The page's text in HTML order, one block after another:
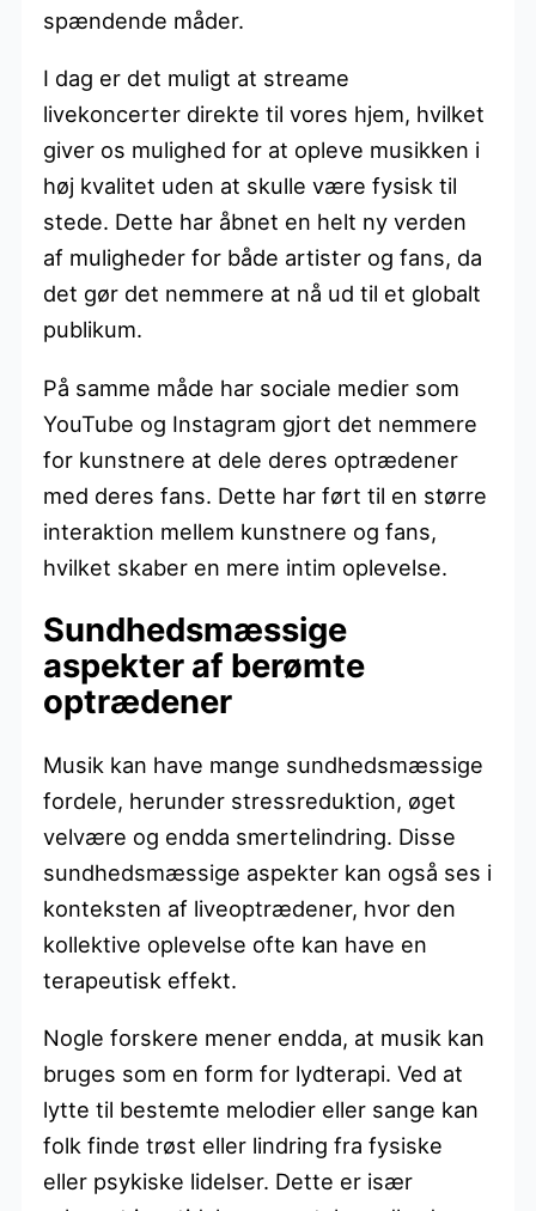
spændende måder.
I dag er det muligt at streame
livekoncerter direkte til vores hjem, hvilket
giver os mulighed for at opleve musikken i
høj kvalitet uden at skulle være fysisk til
stede. Dette har åbnet en helt ny verden
af muligheder for både artister og fans, da
det gør det nemmere at nå ud til et globalt
publikum.
På samme måde har sociale medier som
YouTube og Instagram gjort det nemmere
for kunstnere at dele deres optrædener
med deres fans. Dette har ført til en større
interaktion mellem kunstnere og fans,
hvilket skaber en mere intim oplevelse.
Sundhedsmæssige
aspekter af berømte
optrædener
Musik kan have mange sundhedsmæssige
fordele, herunder stressreduktion, øget
velvære og endda smertelindring. Disse
sundhedsmæssige aspekter kan også ses i
konteksten af liveoptrædener, hvor den
kollektive oplevelse ofte kan have en
terapeutisk effekt.
Nogle forskere mener endda, at musik kan
bruges som en form for lydterapi. Ved at
lytte til bestemte melodier eller sange kan
folk finde trøst eller lindring fra fysiske
eller psykiske lidelser. Dette er især